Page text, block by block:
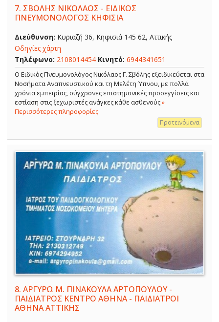
7. ΣΒΟΛΗΣ ΝΙΚΟΛΑΟΣ - ΕΙΔΙΚΟΣ
ΠΝΕΥΜΟΝΟΛΟΓΟΣ ΚΗΦΙΣΙΑ
Διεύθυνση: Κυριαζή 36, Κηφισιά 145 62, Αττικής
Οδηγίες χάρτη
Τηλέφωνο: 2108014454 Κινητό: 6944341651
O Ειδικός Πνευμονολόγος Νικόλαος Γ. Σβόλης εξειδικεύεται στα
Νοσήματα Αναπνευστικού και τη Μελέτη Ύπνου, με πολλά
χρόνια εμπειρίας, σύγχρονες επιστημονικές προσεγγίσεις και
εστίαση στις ξεχωριστές ανάγκες κάθε ασθενούς»
Περισσότερες πληροφορίες
Προτεινόμενα
8. ΑΡΓΥΡΩ Μ. ΠΙΝΑΚΟΥΛΑ ΑΡΤΟΠΟΥΛΟΥ -
ΠΑΙΔΙΑΤΡΟΣ ΚΕΝΤΡΟ ΑΘΗΝΑ - ΠΑΙΔΙΑΤΡΟΙ
ΑΘΗΝΑ ΑΤΤΙΚΗΣ